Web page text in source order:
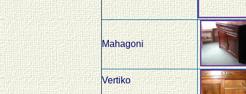
Mahagoni
Vertiko